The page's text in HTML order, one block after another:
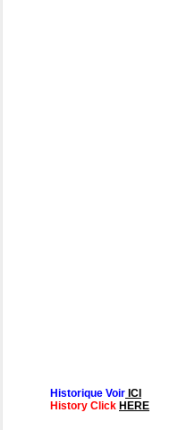
Historique Voir ICI
History Click HERE